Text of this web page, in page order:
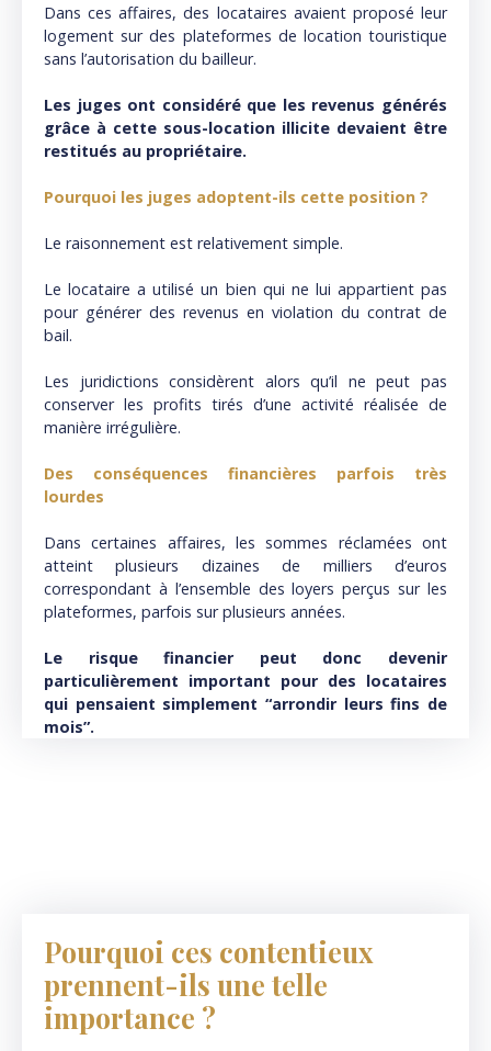
Dans ces affaires, des locataires avaient proposé leur
logement sur des plateformes de location touristique
sans l’autorisation du bailleur.
Les juges ont considéré que les revenus générés
grâce à cette sous-location illicite devaient être
restitués au propriétaire.
Pourquoi les juges adoptent-ils cette position ?
Le raisonnement est relativement simple.
Le locataire a utilisé un bien qui ne lui appartient pas
pour générer des revenus en violation du contrat de
bail.
Les juridictions considèrent alors qu’il ne peut pas
conserver les profits tirés d’une activité réalisée de
manière irrégulière.
Des conséquences financières parfois très
lourdes
Dans certaines affaires, les sommes réclamées ont
atteint plusieurs dizaines de milliers d’euros
correspondant à l’ensemble des loyers perçus sur les
plateformes, parfois sur plusieurs années.
Le risque financier peut donc devenir
particulièrement important pour des locataires
qui pensaient simplement “arrondir leurs fins de
mois”.
Pourquoi ces contentieux
prennent-ils une telle
importance ?